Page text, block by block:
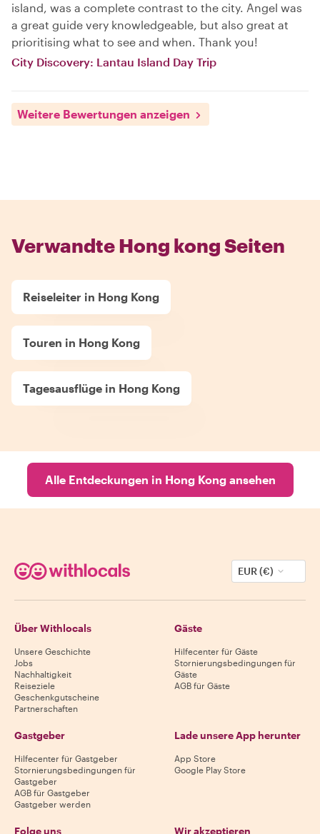
island, was a complete contrast to the city. Angel was
a great guide very knowledgeable, but also great at
prioritising what to see and when. Thank you!
City Discovery: Lantau Island Day Trip
Weitere Bewertungen anzeigen
Verwandte Hong kong Seiten
Reiseleiter in Hong Kong
Touren in Hong Kong
Tagesausflüge in Hong Kong
Alle Entdeckungen in Hong Kong ansehen
EUR (€)
Über Withlocals
Unsere Geschichte
Jobs
Nachhaltigkeit
Reiseziele
Geschenkgutscheine
Partnerschaften
Gäste
Hilfecenter für Gäste
Stornierungsbedingungen für
Gäste
AGB für Gäste
Gastgeber
Hilfecenter für Gastgeber
Stornierungsbedingungen für
Gastgeber
AGB für Gastgeber
Gastgeber werden
Lade unsere App herunter
App Store
Google Play Store
Folge uns Wir akzeptieren